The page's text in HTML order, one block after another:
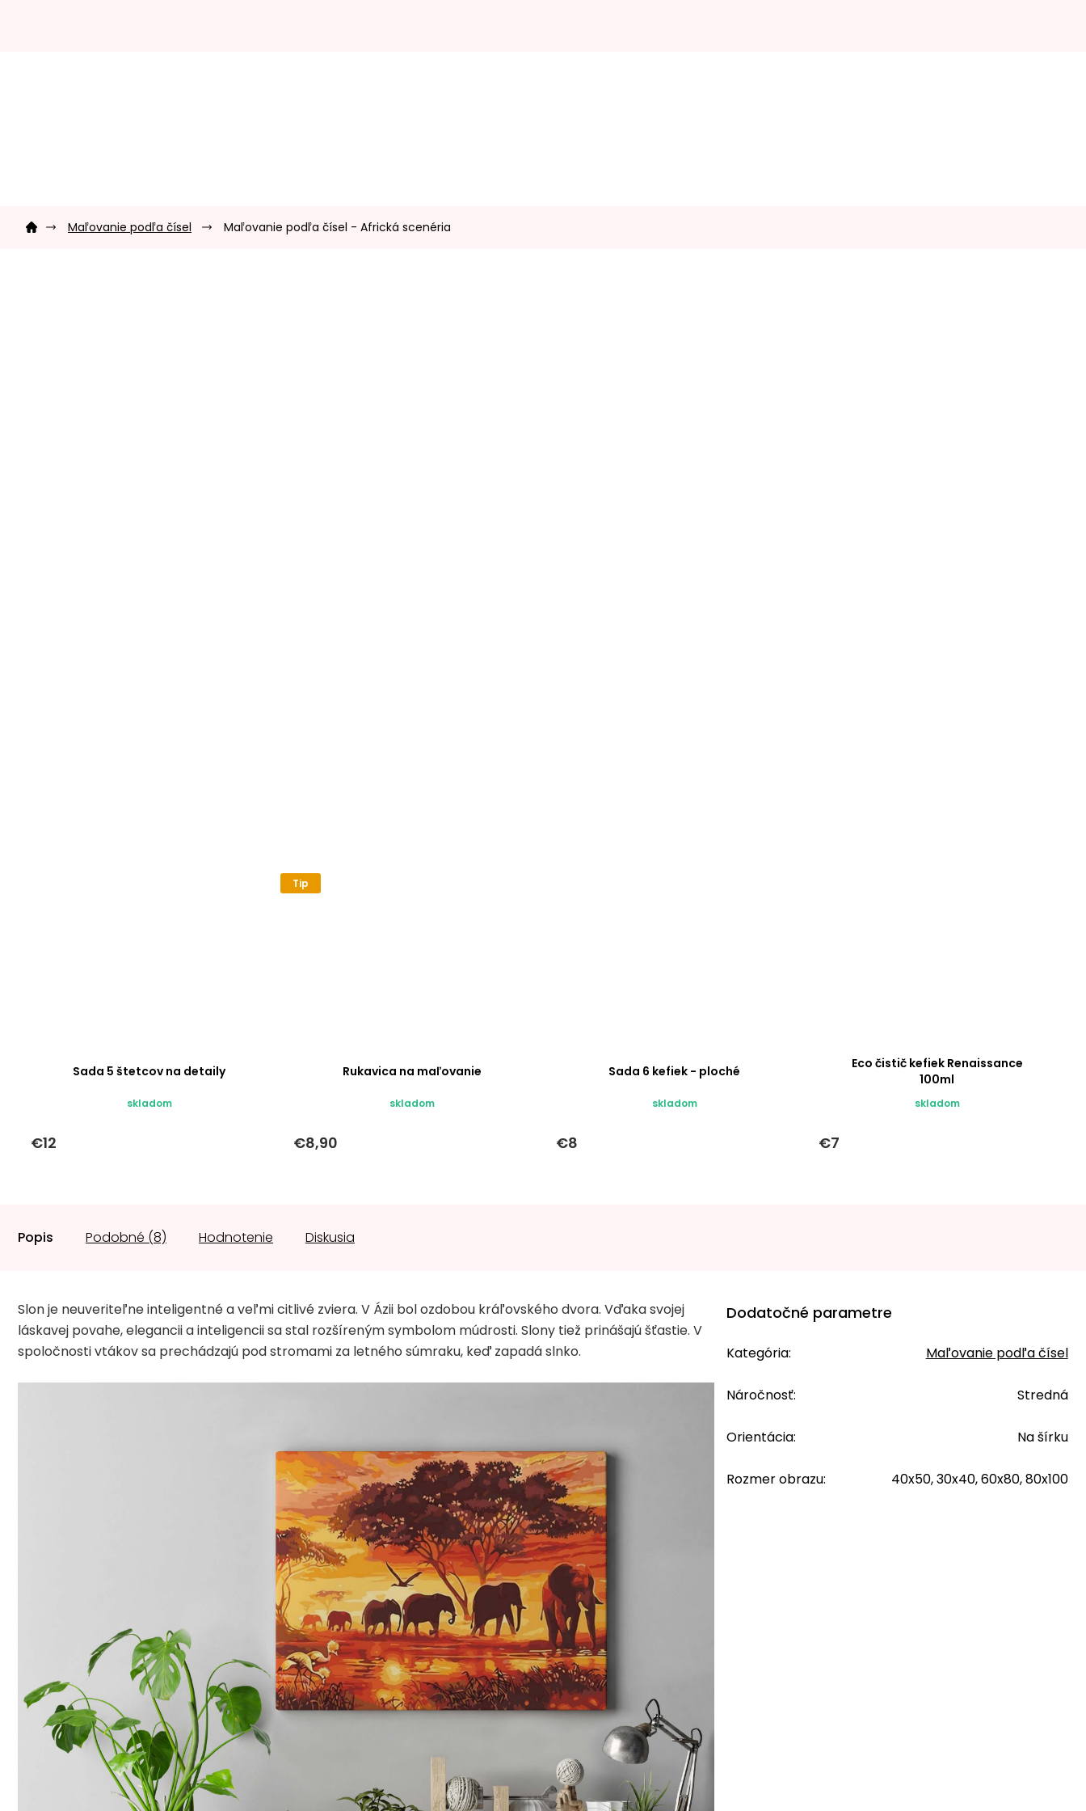
Domov Maľovanie podľa čísel Maľovanie podľa čísel - Africká scenéria
Sada 5 štetcov na detaily
skladom
€12
Tip
Rukavica na maľovanie
skladom
€8,90
Sada 6 kefiek - ploché
skladom
€8
Eco čistič kefiek Renaissance
100ml
skladom
€7
Popis Podobné (8) Hodnotenie Diskusia
Slon je neuveriteľne inteligentné a veľmi citlivé zviera. V Ázii bol ozdobou kráľovského dvora. Vďaka svojej
láskavej povahe, elegancii a inteligencii sa stal rozšíreným symbolom múdrosti. Slony tiež prinášajú šťastie. V
spoločnosti vtákov sa prechádzajú pod stromami za letného súmraku, keď zapadá slnko.
Dodatočné parametre
Kategória: Maľovanie podľa čísel
Náročnosť: Stredná
Orientácia: Na šírku
Rozmer obrazu: 40x50, 30x40, 60x80, 80x100